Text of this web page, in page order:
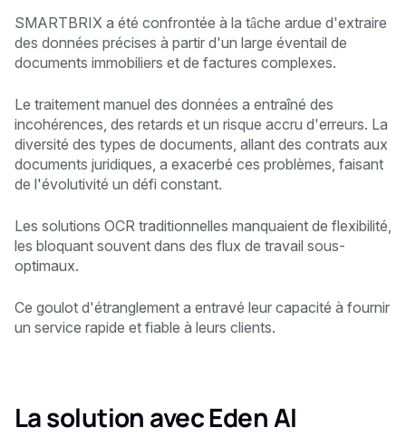
SMARTBRIX a été confrontée à la tâche ardue d'extraire
des données précises à partir d'un large éventail de
documents immobiliers et de factures complexes.
Le traitement manuel des données a entraîné des
incohérences, des retards et un risque accru d'erreurs. La
diversité des types de documents, allant des contrats aux
documents juridiques, a exacerbé ces problèmes, faisant
de l'évolutivité un défi constant.
Les solutions OCR traditionnelles manquaient de flexibilité,
les bloquant souvent dans des flux de travail sous-
optimaux.
Ce goulot d'étranglement a entravé leur capacité à fournir
un service rapide et fiable à leurs clients.
La solution avec Eden AI